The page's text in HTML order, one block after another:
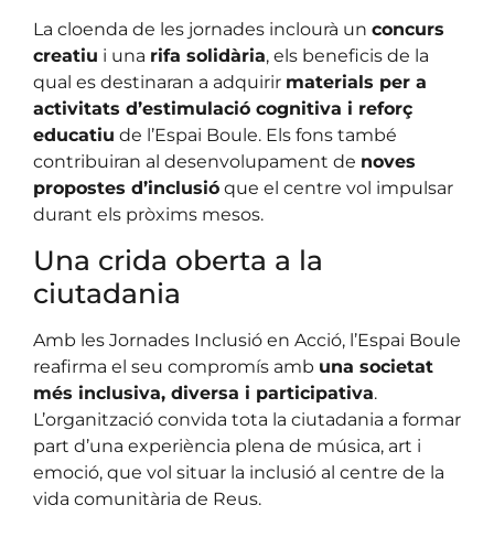
La cloenda de les jornades inclourà un concurs
creatiu i una rifa solidària, els beneficis de la
qual es destinaran a adquirir materials per a
activitats d’estimulació cognitiva i reforç
educatiu de l’Espai Boule. Els fons també
contribuiran al desenvolupament de noves
propostes d’inclusió que el centre vol impulsar
durant els pròxims mesos.
Una crida oberta a la
ciutadania
Amb les Jornades Inclusió en Acció, l’Espai Boule
reafirma el seu compromís amb una societat
més inclusiva, diversa i participativa.
L’organització convida tota la ciutadania a formar
part d’una experiència plena de música, art i
emoció, que vol situar la inclusió al centre de la
vida comunitària de Reus.